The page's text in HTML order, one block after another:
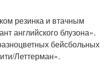
резинка и втачным
английского блузона».
бейсбольных
Леттерман».